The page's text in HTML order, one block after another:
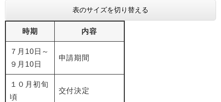
表のサイズを切り替える
時期 内容
７月10日～
９月10日
申請期間
１０月初旬
頃
交付決定